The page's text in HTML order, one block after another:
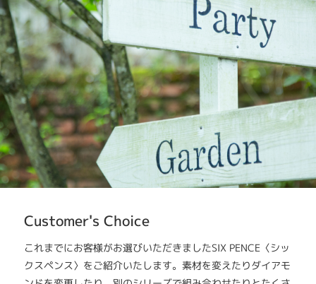
Customer's Choice
これまでにお客様がお選びいただきましたSIX PENCE〈シッ
クスペンス〉をご紹介いたします。素材を変えたりダイアモ